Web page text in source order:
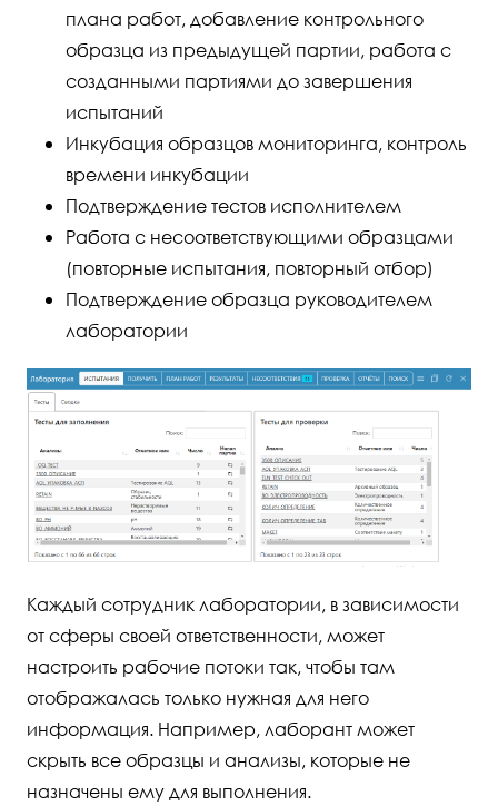
плана работ, добавление контрольного
образца из предыдущей партии, работа с
созданными партиями до завершения
испытаний
Инкубация образцов мониторинга, контроль
времени инкубации
Подтверждение тестов исполнителем
Работа с несоответствующими образцами
(повторные испытания, повторный отбор)
Подтверждение образца руководителем
лаборатории
Каждый сотрудник лаборатории, в зависимости
от сферы своей ответственности, может
настроить рабочие потоки так, чтобы там
отображалась только нужная для него
информация. Например, лаборант может
скрыть все образцы и анализы, которые не
назначены ему для выполнения.